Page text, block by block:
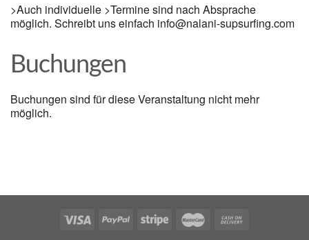
>Auch individuelle >Termine sind nach Absprache
möglich. Schreibt uns einfach info@nalani-supsurfing.com
Buchungen
Buchungen sind für diese Veranstaltung nicht mehr
möglich.